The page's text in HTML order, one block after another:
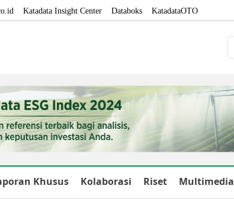
Katadata Insight Center Databoks KatadataOTO
Khusus Kolaborasi Riset Multimedia